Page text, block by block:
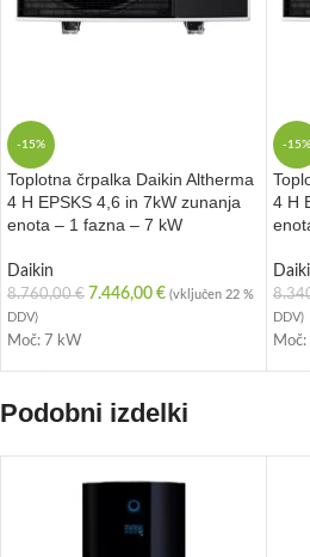
-15%
Toplotna črpalka Daikin Altherma
4 H EPSKS 4,6 in 7kW zunanja
enota – 1 fazna – 7 kW
Daikin
8.760,00€ 7.446,00 € (vključen 22 %
DDV)
Moč: 7 kW
-15%
4 H
DDV)
Podobni izdelki